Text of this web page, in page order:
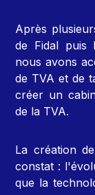
Après
de Fidal puis
nous avons
de TVA et de
créer un
de la TVA.
La création
constat :
que la